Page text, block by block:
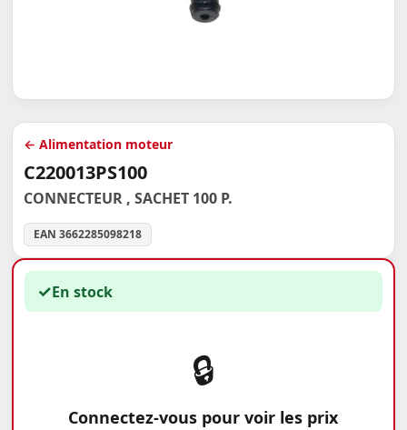
← Alimentation moteur
C220013PS100
CONNECTEUR , SACHET 100 P.
EAN 3662285098218
✓En stock
🔒
Connectez-vous pour voir les prix